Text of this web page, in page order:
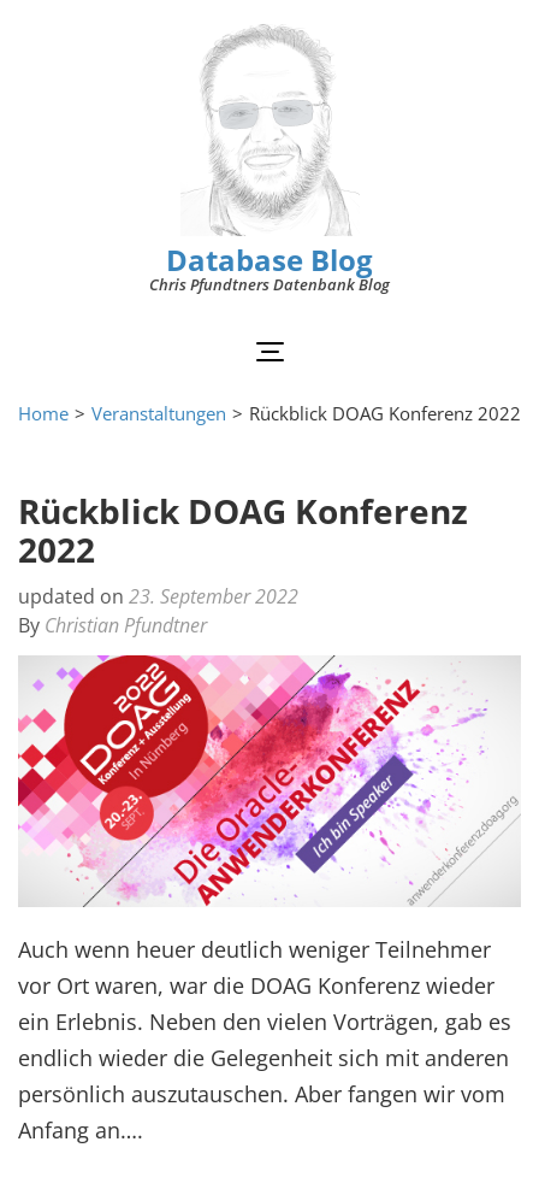
Database Blog
Chris Pfundtners Datenbank Blog
Home > Veranstaltungen > Rückblick DOAG Konferenz 2022
Rückblick DOAG Konferenz
2022
updated on 23. September 2022
By Christian Pfundtner
Auch wenn heuer deutlich weniger Teilnehmer
vor Ort waren, war die DOAG Konferenz wieder
ein Erlebnis. Neben den vielen Vorträgen, gab es
endlich wieder die Gelegenheit sich mit anderen
persönlich auszutauschen. Aber fangen wir vom
Anfang an….